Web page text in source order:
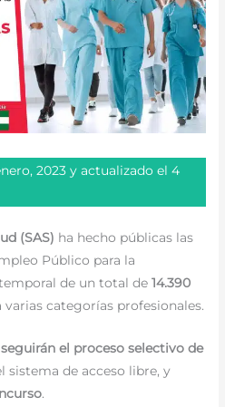
2023 y actualizado el 4
(SAS) ha hecho públicas las
Público para la
de un total de14.390
categorías profesionales.
el proceso selectivo de
sistema de acceso libre, y
.